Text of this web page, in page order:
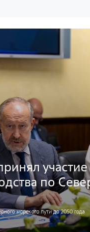
по
морского пути до 2050 года